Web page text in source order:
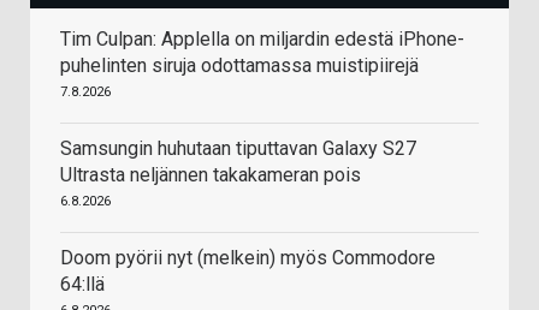
Tim Culpan: Applella on miljardin edestä iPhone-
puhelinten siruja odottamassa muistipiirejä
7.8.2026
Samsungin huhutaan tiputtavan Galaxy S27
Ultrasta neljännen takakameran pois
6.8.2026
Doom pyörii nyt (melkein) myös Commodore
64:llä